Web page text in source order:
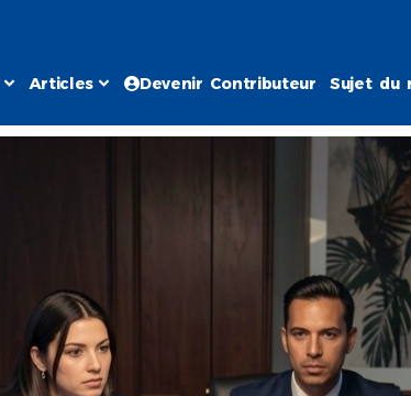
Articles Devenir Contributeur Sujet du